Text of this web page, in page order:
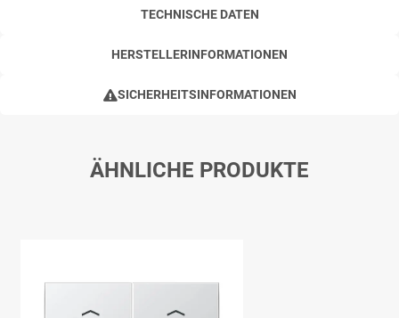
TECHNISCHE DATEN
HERSTELLERINFORMATIONEN
SICHERHEITSINFORMATIONEN
ÄHNLICHE PRODUKTE